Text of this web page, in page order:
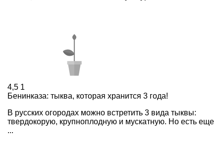
4,5 1
Бенинказа: тыква, которая хранится 3 года!
В русских огородах можно встретить 3 вида тыквы:
твердокорую, крупноплодную и мускатную. Но есть еще
...